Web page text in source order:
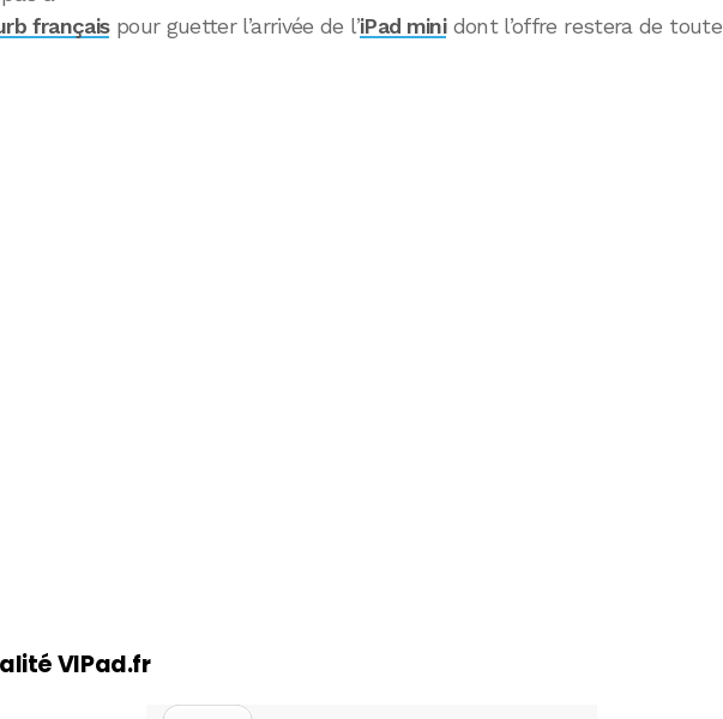
françaispour guetter l’arrivée de l’iPad minidont l’offre restera de toute
VIPad.fr